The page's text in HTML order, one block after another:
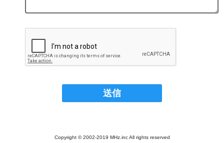
Copyright © 2002-2019 MHz.inc All rights reserved